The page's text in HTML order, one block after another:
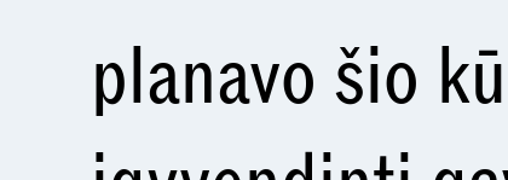
planavo šio